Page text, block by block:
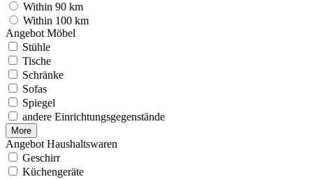
Within 90 km
Within 100 km
Angebot Möbel
Stühle
Tische
Schränke
Sofas
Spiegel
andere Einrichtungsgegenstände
More
Angebot Haushaltswaren
Geschirr
Küchengeräte